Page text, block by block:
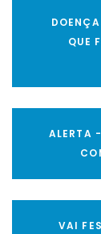
QUE
ALERTA
VAI